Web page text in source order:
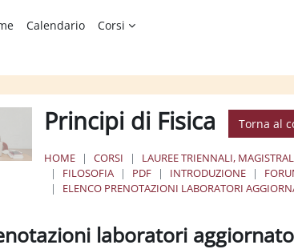
Calendario Corsi
Principi di Fisica Torna al
HOME CORSI LAUREE TRIENNALI,
FILOSOFIA
PDF INTRODUZIONE
ELENCO PRENOTAZIONI LABORATORI
laboratori